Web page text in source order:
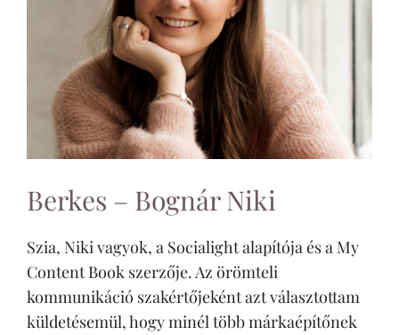
Berkes – Bognár Niki
Szia, Niki vagyok, a Socialight alapítója és a My
Content Book szerzője. Az örömteli
kommunikáció szakértőjeként azt választottam
küldetésemül, hogy minél több márkaépítőnek